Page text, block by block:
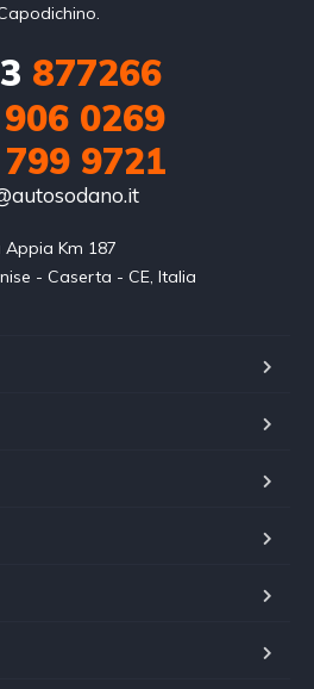
877266
906 0269
9721
Appia Km 187
- Caserta - CE, Italia